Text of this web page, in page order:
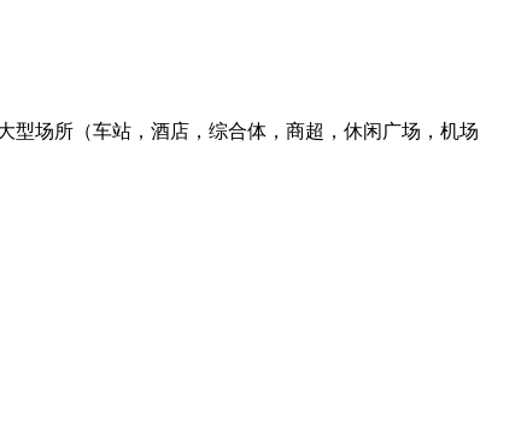
型场所（车站，酒店，综合体，商超，休闲广场，机场